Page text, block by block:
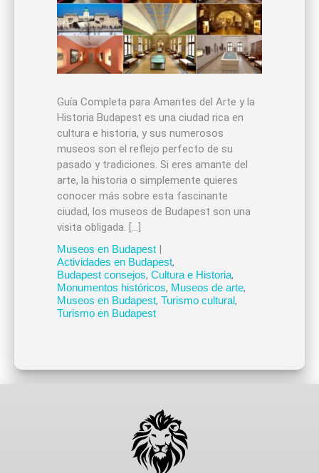
Guía Completa para Amantes del Arte y la
Historia Budapest es una ciudad rica en
cultura e historia, y sus numerosos
museos son el reflejo perfecto de su
pasado y tradiciones. Si eres amante del
arte, la historia o simplemente quieres
conocer más sobre esta fascinante
ciudad, los museos de Budapest son una
visita obligada. […]
Museos en Budapest|
Actividades en Budapest,
Budapest consejos, Cultura e Historia,
Monumentos históricos, Museos de arte,
Museos en Budapest, Turismo cultural,
Turismo en Budapest